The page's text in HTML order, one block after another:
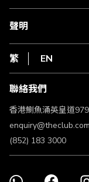
常見問題
csl.
1010
HKT
聲明
私隱聲明
使用條款
條款及細則
不歧視及不騷擾聲明
認可牌照及通告
繁 EN
聯絡我們
香港鰂魚涌英皇道
(852) 183 3000